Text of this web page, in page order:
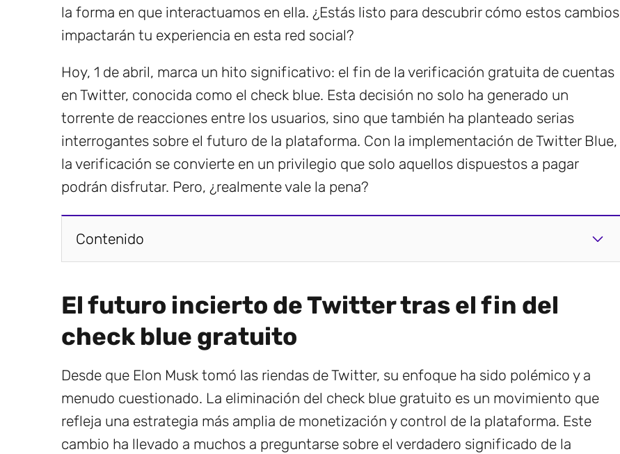
la forma en que interactuamos en ella. ¿Estás listo para descubrir cómo estos cambios
impactarán tu experiencia en esta red social?
Hoy, 1 de abril, marca un hito significativo: el fin de la verificación gratuita de cuentas
en Twitter, conocida como el check blue. Esta decisión no solo ha generado un
torrente de reacciones entre los usuarios, sino que también ha planteado serias
interrogantes sobre el futuro de la plataforma. Con la implementación de Twitter Blue,
la verificación se convierte en un privilegio que solo aquellos dispuestos a pagar
podrán disfrutar. Pero, ¿realmente vale la pena?
Contenido
El futuro incierto de Twitter tras el fin del
check blue gratuito
Desde que Elon Musk tomó las riendas de Twitter, su enfoque ha sido polémico y a
menudo cuestionado. La eliminación del check blue gratuito es un movimiento que
refleja una estrategia más amplia de monetización y control de la plataforma. Este
cambio ha llevado a muchos a preguntarse sobre el verdadero significado de la